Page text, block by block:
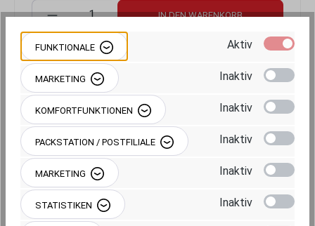
Produkt Anzahl: Gib den gewünschten
IN DEN WARENKORB
Produktnummer:RAM-101U-D-235Z-BR1
Beschreibung
FUNKTIONALE Aktiv
MARKETING Inaktiv
KOMFORTFUNKTIONEN Inaktiv
PACKSTATION / POSTFILIALE Inaktiv
MARKETING Inaktiv
STATISTIKEN Inaktiv